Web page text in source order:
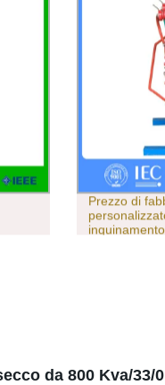
Prezzo di
da 800 Kva/